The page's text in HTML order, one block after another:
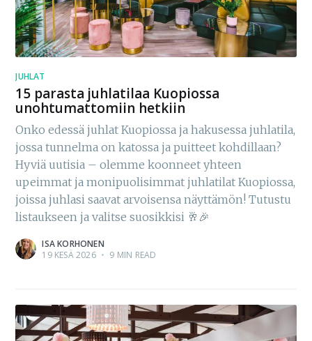
JUHLAT
15 parasta juhlatilaa Kuopiossa
unohtumattomiin hetkiin
Onko edessä juhlat Kuopiossa ja hakusessa juhlatila,
jossa tunnelma on katossa ja puitteet kohdillaan?
Hyviä uutisia – olemme koonneet yhteen
upeimmat ja monipuolisimmat juhlatilat Kuopiossa,
joissa juhlasi saavat arvoisensa näyttämön! Tutustu
listaukseen ja valitse suosikkisi 🥂🎉
ISA KORHONEN
19 KESÄ 2026 • 9 MIN READ